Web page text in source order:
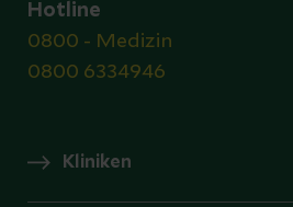
Hotline
0800 - Medizin
0800 6334946
Kliniken